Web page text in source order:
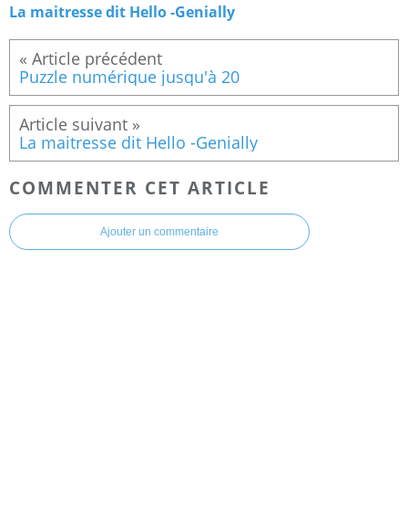
La maitresse dit Hello -Genially
Puzzle numérique jusqu'à 20
La maitresse dit Hello -Genially
COMMENTER CET ARTICLE
Ajouter un commentaire